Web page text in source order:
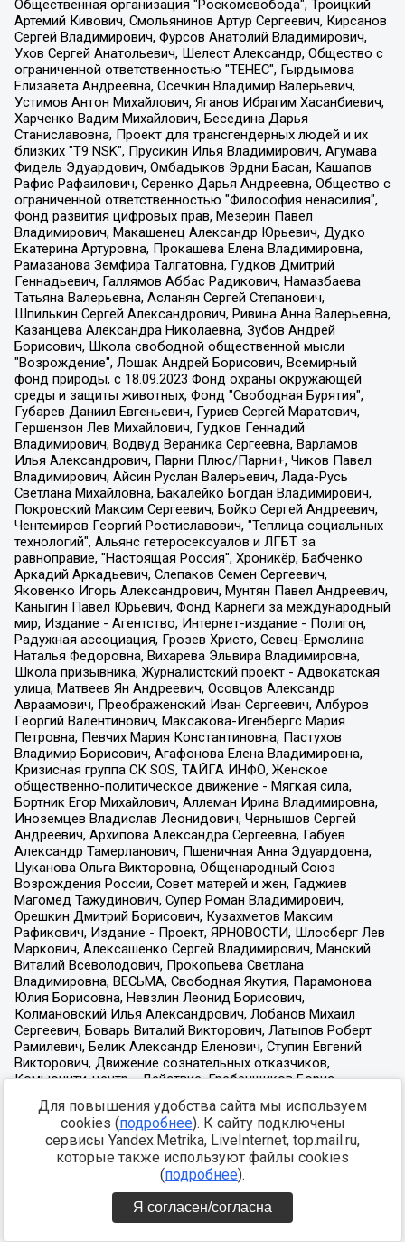
Для повышения удобства сайта мы используем
cookies (подробнее). К сайту подключены
сервисы Yandex.Metrika, LiveInternet, top.mail.ru,
которые также используют файлы cookies
(подробнее).
Я согласен/согласна